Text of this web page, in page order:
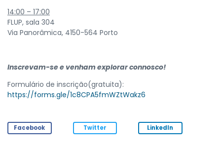
14:00 – 17:00
FLUP, sala 304
Via Panorâmica, 4150-564 Porto
Inscrevam-se e venham explorar connosco!
Formulário de inscrição(gratuita):
https://forms.gle/1c8CPA5fmWZtWakz6
Facebook Twitter LinkedIn